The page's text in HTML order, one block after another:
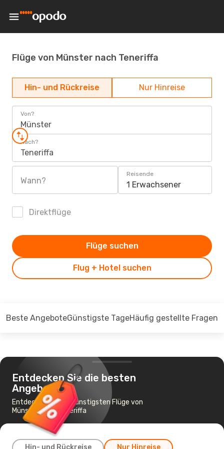
Flüge von Münster nach Teneriffa
Hin- und Rückreise Nur Hinreise
Von?
Münster
Nach?
Teneriffa
Wann?
Reisende
1 Erwachsener
Direktflüge
Flug + Hotel suchen
Flüge suchen
Beste AngeboteGünstigste TageHäufig gestellte Fragen
Entdecken Sie die besten
Angebote
Entdecken Sie die günstigsten Flüge von
Münster nach Teneriffa
Hin- und Rückreise Nur Hinreise